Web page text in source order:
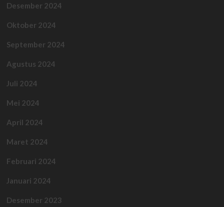
Desember 2024
Oktober 2024
September 2024
Agustus 2024
Juli 2024
Mei 2024
April 2024
Maret 2024
Februari 2024
Januari 2024
Desember 2023